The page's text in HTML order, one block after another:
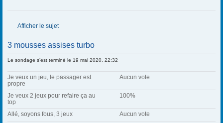
Afficher le sujet
3 mousses assises turbo
Le sondage s’est terminé le 19 mai 2020, 22:32
Je veux un jeu, le passager est
propre
Aucun vote
Je veux 2 jeux pour refaire ça au
top
100%
Allé, soyons fous, 3 jeux Aucun vote